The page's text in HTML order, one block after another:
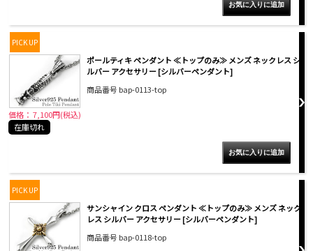
PICK UP
ポールティキ ペンダント ≪トップのみ≫ メンズ ネックレス シ
ルバー アクセサリー [シルバーペンダント]
商品番号 bap-0113-top
価格： 7,100円(税込)
在庫切れ
PICK UP
サンシャイン クロス ペンダント ≪トップのみ≫ メンズ ネック
レス シルバー アクセサリー [シルバーペンダント]
商品番号 bap-0118-top